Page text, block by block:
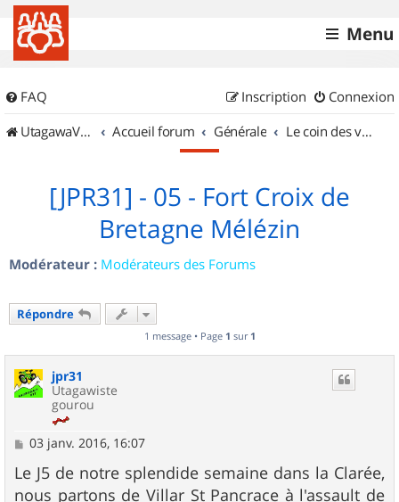
Menu
FAQ Connexion
Inscription
UtagawaVTT (Randos VTT et VTTAE avec traces GPS)
Accueil forum Générale Le coin des vidéastes
[JPR31] - 05 - Fort Croix de
Bretagne Mélézin
Modérateur : Modérateurs des Forums
Répondre
1 message • Page 1 sur 1
jpr31
Utagawiste
gourou
M
s
s
03 janv. 2016, 16:07
Le J5 de notre splendide semaine dans la Clarée,
nous partons de Villar St Pancrace à l'assault de